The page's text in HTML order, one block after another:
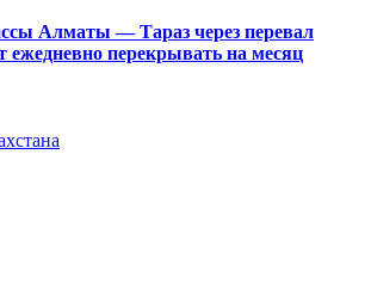
Алматы — Тараз через перевал
ежедневно перекрывать на месяц